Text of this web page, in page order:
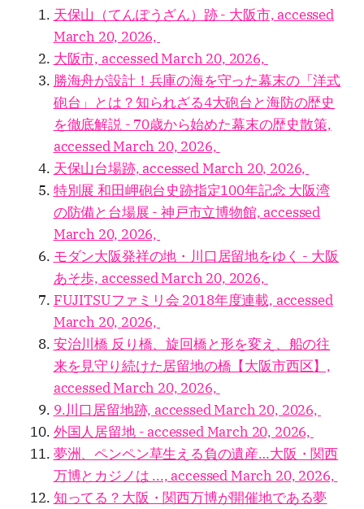
天保山（てんぽうざん）跡 - 大阪市, accessed
March 20, 2026,
大阪市, accessed March 20, 2026,
勝海舟が設計！兵庫の海を守った幕末の「洋式
砲台」とは？知られざる4大砲台と海防の歴史
を徹底解説 - 70歳から始めた幕末の歴史散策,
accessed March 20, 2026,
天保山台場跡, accessed March 20, 2026,
特別展 和田岬砲台史跡指定100年記念 大阪湾
の防備と台場展 - 神戸市立博物館, accessed
March 20, 2026,
モダン大阪発祥の地・川口居留地をゆく - 大阪
あそ歩, accessed March 20, 2026,
FUJITSUファミリ会 2018年度連載, accessed
March 20, 2026,
安治川橋 反り橋、旋回橋と形を変え、船の往
来を見守り続けた居留地の橋【大阪市西区】,
accessed March 20, 2026,
9.川口居留地跡, accessed March 20, 2026,
外国人居留地 - accessed March 20, 2026,
夢洲、ペンペン草生える負の遺産…大阪・関西
万博とカジノは ..., accessed March 20, 2026,
知ってる？大阪・関西万博が開催地である夢